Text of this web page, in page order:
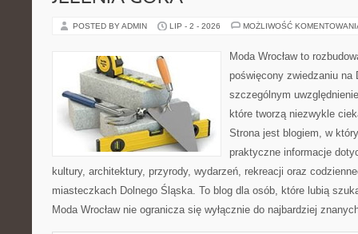
POSTED BY ADMIN LIP - 2 - 2026 MOŻLIWOŚĆ
Moda Wrocław to
poświęcony zwiedzaniu na
szczególnym
które tworzą niezwykle
Strona jest blogiem, w
praktyczne informacje
kultury, architektury, przyrody, wydarzeń, rekreacji oraz
miasteczkach Dolnego Śląska. To blog dla osób, które lubią
Moda Wrocław nie ogranicza się wyłącznie do najbardziej